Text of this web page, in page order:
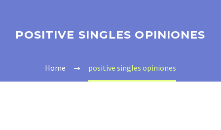
POSITIVE SINGLES OPINIONES
Home positive singles opiniones